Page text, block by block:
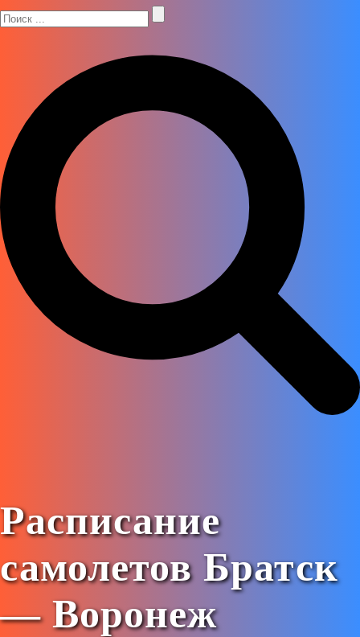
Расписание
самолетов Братск
— Воронеж